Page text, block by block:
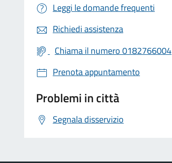
Leggi le domande frequenti
Richiedi assistenza
Chiama il numero 0182766004
Prenota appuntamento
Problemi in città
Segnala disservizio